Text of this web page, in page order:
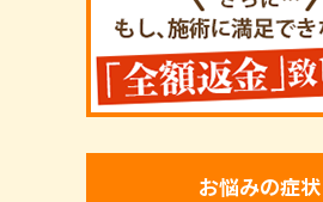
お悩みの症状